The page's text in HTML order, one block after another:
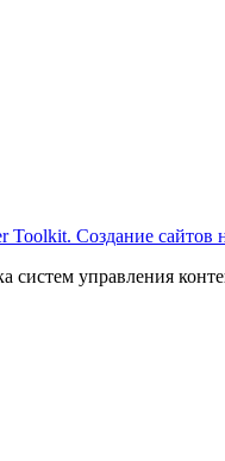
Toolkit. Создание
систем управления